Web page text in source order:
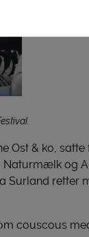
Ost & ko,
og
Surland retter
couscous